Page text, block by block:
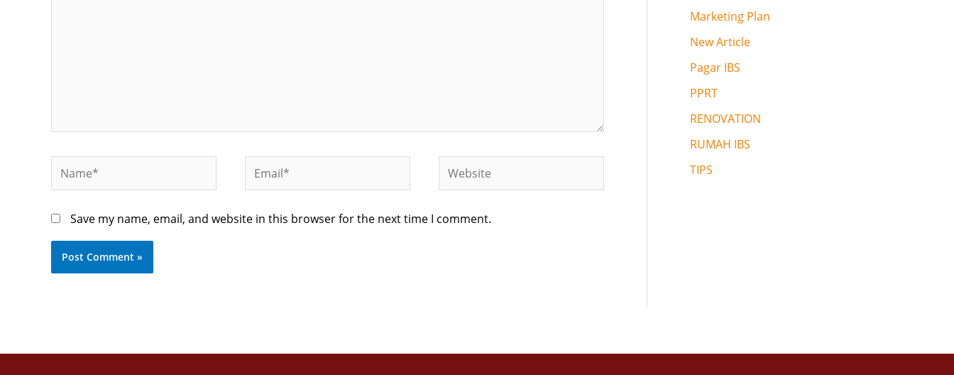
Name* Email* Website
Save my name, email, and website in this browser for the next time I comment.
Marketing Plan
New Article
Pagar IBS
PPRT
RENOVATION
RUMAH IBS
TIPS